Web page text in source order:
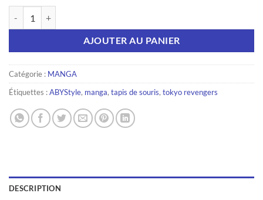
AJOUTER AU PANIER
Catégorie : MANGA
Étiquettes :ABYStyle, manga, tapis de souris, tokyo revengers
DESCRIPTION